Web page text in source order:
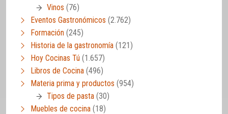
Vinos (76)
Eventos Gastronómicos (2.762)
Formación (245)
Historia de la gastronomía (121)
Hoy Cocinas Tú (1.657)
Libros de Cocina (496)
Materia prima y productos (954)
Tipos de pasta (30)
Muebles de cocina (18)